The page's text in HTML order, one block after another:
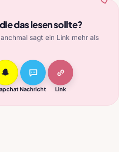
das lesen sollte?
sagt ein Link mehr als
Nachricht Link